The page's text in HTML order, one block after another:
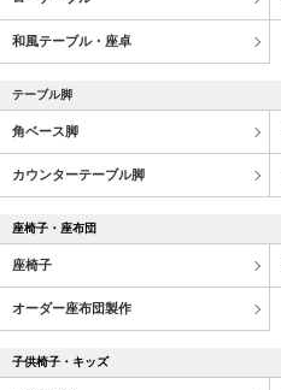
和風テーブル・座卓
テーブル脚
角ベース脚
カウンターテーブル脚
座椅子・座布団
座椅子
オーダー座布団製作
子供椅子・キッズ